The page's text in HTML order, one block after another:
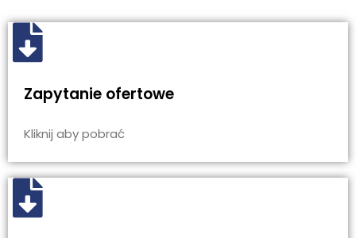
Zapytanie ofertowe
Kliknij aby pobrać